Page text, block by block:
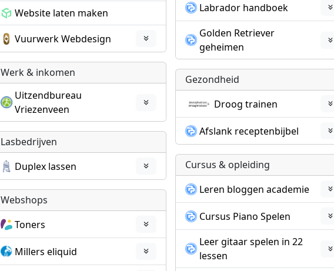
Website laten maken
Vuurwerk Webdesign
Werk & inkomen
Uitzendbureau
Vriezenveen
Lasbedrijven
Duplex lassen
Webshops
Toners
Millers eliquid
Labrador handboek
Golden Retriever
geheimen
Gezondheid
Droog trainen
Afslank receptenbijbel
Cursus & opleiding
Leren bloggen academie
Cursus Piano Spelen
Leer gitaar spelen in 22
lessen